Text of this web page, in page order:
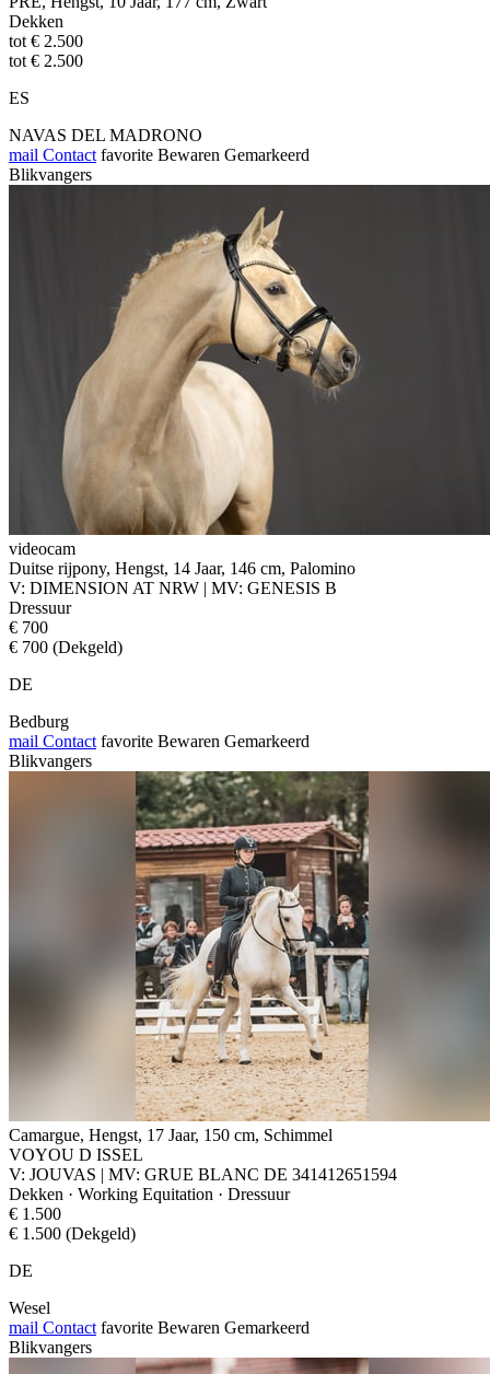
Dekken
tot € 2.500
tot € 2.500
ES
NAVAS DEL MADRONO
mail Contact favorite Bewaren Gemarkeerd
Blikvangers
videocam
Duitse rijpony, Hengst, 14 Jaar, 146 cm, Palomino
V: DIMENSION AT NRW | MV: GENESIS B
Dressuur
€ 700
€ 700 (Dekgeld)
DE
Bedburg
mail Contact favorite Bewaren Gemarkeerd
Blikvangers
Camargue, Hengst, 17 Jaar, 150 cm, Schimmel
VOYOU D ISSEL
V: JOUVAS | MV: GRUE BLANC DE 341412651594
Dekken · Working Equitation · Dressuur
€ 1.500
€ 1.500 (Dekgeld)
DE
Wesel
mail Contact favorite Bewaren Gemarkeerd
Blikvangers